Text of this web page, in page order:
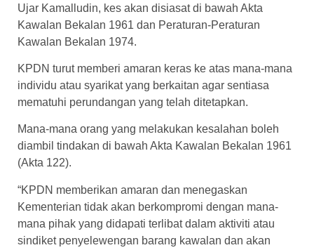
Ujar Kamalludin, kes akan disiasat di bawah Akta
Kawalan Bekalan 1961 dan Peraturan-Peraturan
Kawalan Bekalan 1974.
KPDN turut memberi amaran keras ke atas mana-mana
individu atau syarikat yang berkaitan agar sentiasa
mematuhi perundangan yang telah ditetapkan.
Mana-mana orang yang melakukan kesalahan boleh
diambil tindakan di bawah Akta Kawalan Bekalan 1961
(Akta 122).
“KPDN memberikan amaran dan menegaskan
Kementerian tidak akan berkompromi dengan mana-
mana pihak yang didapati terlibat dalam aktiviti atau
sindiket penyelewengan barang kawalan dan akan